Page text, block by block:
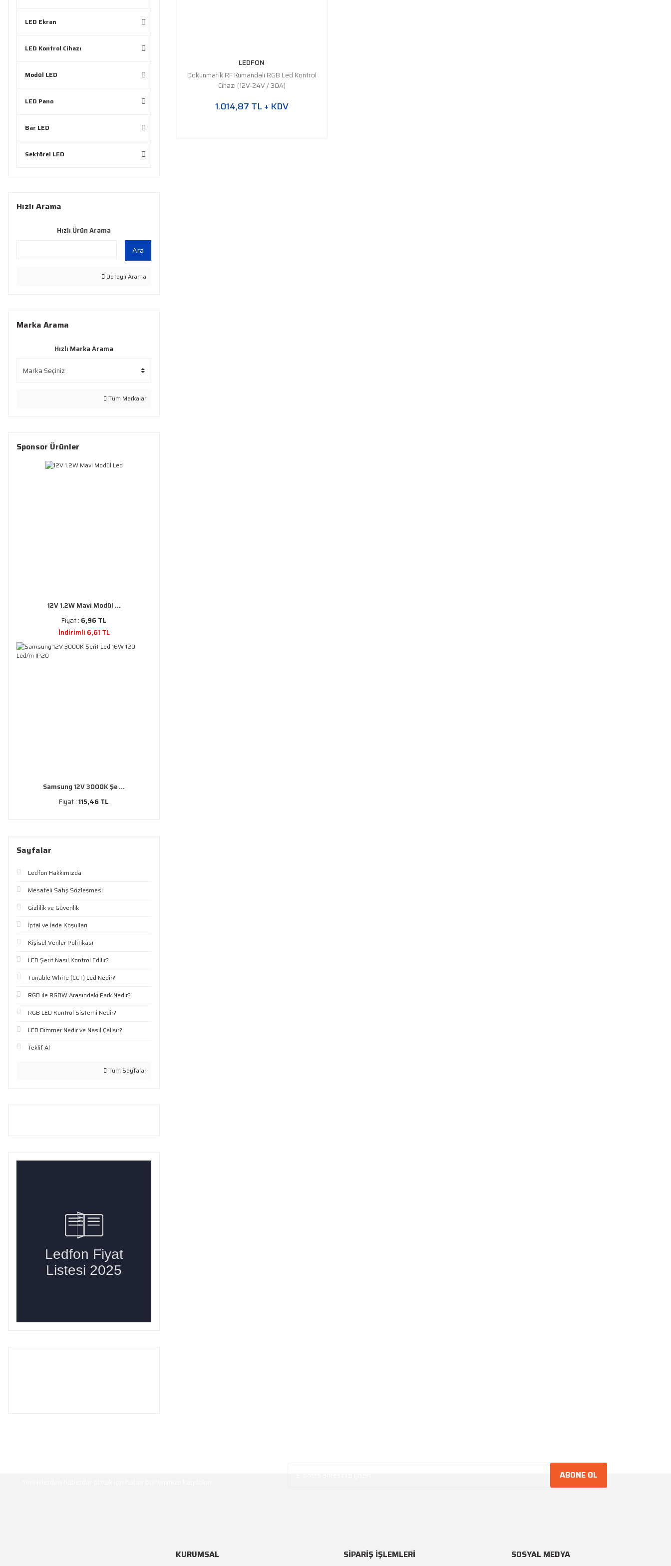
LED Ekran
LED Kontrol Cihazı
Modül LED
LED Pano
Bar LED
Sektörel LED
Hızlı Arama
Hızlı Ürün Arama
Ara
Detaylı Arama
Marka Arama
Hızlı Marka Arama
Tüm Markalar
Sponsor Ürünler
12V 1.2W Mavi Modül ...
Fiyat : 6,96 TL
İndirimli 6,61 TL
Samsung 12V 3000K Şe ...
Fiyat :115,46 TL
Sayfalar
Ledfon Hakkımızda
Mesafeli Satış Sözleşmesi
Gizlilik ve Güvenlik
İptal ve İade Koşulları
Kişisel Veriler Politikası
LED Şerit Nasıl Kontrol Edilir?
Tunable White (CCT) Led Nedir?
RGB ile RGBW Arasındaki Fark Nedir?
RGB LED Kontrol Sistemi Nedir?
LED Dimmer Nedir ve Nasıl Çalışır?
Teklif Al
Tüm Sayfalar
LEDFON
Dokunmatik RF Kumandalı RGB Led Kontrol
Cihazı (12V-24V / 30A)
1.014,87 TL + KDV
ABONE OL
KURUMSAL SİPARİŞ İŞLEMLERİ SOSYAL MEDYA